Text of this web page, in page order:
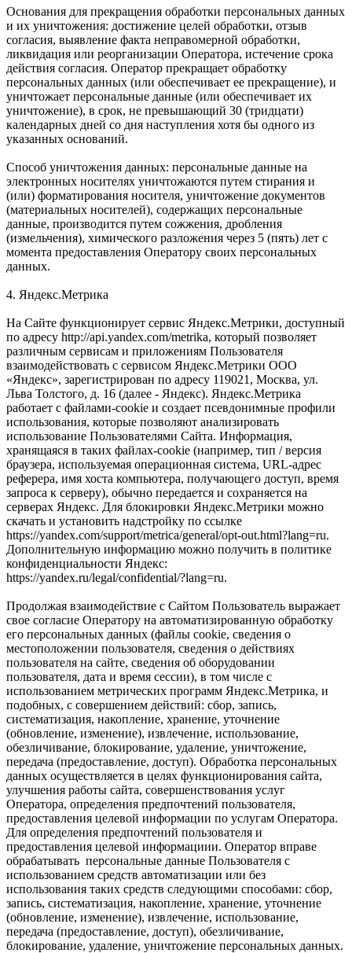
Основания для прекращения обработки персональных данных
и их уничтожения: достижение целей обработки, отзыв
согласия, выявление факта неправомерной обработки,
ликвидация или реорганизации Оператора, истечение срока
действия согласия. Оператор прекращает обработку
персональных данных (или обеспечивает ее прекращение), и
уничтожает персональные данные (или обеспечивает их
уничтожение), в срок, не превышающий 30 (тридцати)
календарных дней со дня наступления хотя бы одного из
указанных оснований.
Способ уничтожения данных: персональные данные на
электронных носителях уничтожаются путем стирания и
(или) форматирования носителя, уничтожение документов
(материальных носителей), содержащих персональные
данные, производится путем сожжения, дробления
(измельчения), химического разложения через 5 (пять) лет с
момента предоставления Оператору своих персональных
данных.
4. Яндекс.Метрика
На Сайте функционирует сервис Яндекс.Метрики, доступный
по адресу http://api.yandex.com/metrika, который позволяет
различным сервисам и приложениям Пользователя
взаимодействовать с сервисом Яндекс.Метрики ООО
«Яндекс», зарегистрирован по адресу 119021, Москва, ул.
Льва Толстого, д. 16 (далее - Яндекс). Яндекс.Метрика
работает с файлами-cookie и создает псевдонимные профили
использования, которые позволяют анализировать
использование Пользователями Сайта. Информация,
хранящаяся в таких файлах-cookie (например, тип / версия
браузера, используемая операционная система, URL-адрес
реферера, имя хоста компьютера, получающего доступ, время
запроса к серверу), обычно передается и сохраняется на
серверах Яндекс. Для блокировки Яндекс.Метрики можно
скачать и установить надстройку по ссылке
https://yandex.com/support/metrica/general/opt-out.html?lang=ru.
Дополнительную информацию можно получить в политике
конфиденциальности Яндекс:
https://yandex.ru/legal/confidential/?lang=ru.
Продолжая взаимодействие с Сайтом Пользователь выражает
свое согласие Оператору на автоматизированную обработку
его персональных данных (файлы cookie, сведения о
местоположении пользователя, сведения о действиях
пользователя на сайте, сведения об оборудовании
пользователя, дата и время сессии), в том числе с
использованием метрических программ Яндекс.Метрика, и
подобных, с совершением действий: сбор, запись,
систематизация, накопление, хранение, уточнение
(обновление, изменение), извлечение, использование,
обезличивание, блокирование, удаление, уничтожение,
передача (предоставление, доступ). Обработка персональных
данных осуществляется в целях функционирования сайта,
улучшения работы сайта, совершенствования услуг
Оператора, определения предпочтений пользователя,
предоставления целевой информации по услугам Оператора.
Для определения предпочтений пользователя и
предоставления целевой информациии. Оператор вправе
обрабатывать персональные данные Пользователя с
использованием средств автоматизации или без
использования таких средств следующими способами: сбор,
запись, систематизация, накопление, хранение, уточнение
(обновление, изменение), извлечение, использование,
передача (предоставление, доступ), обезличивание,
блокирование, удаление, уничтожение персональных данных.